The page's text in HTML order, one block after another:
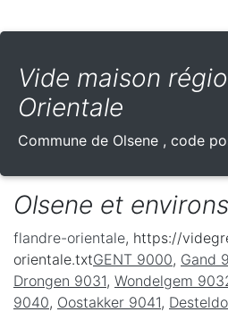
Vide maison
Orientale
Commune de Olsene , code
Olsene et environs
flandre-orientale, https://
orientale.txtGENT 9000, Gand
Drongen 9031, Wondelgem
9040, Oostakker 9041,